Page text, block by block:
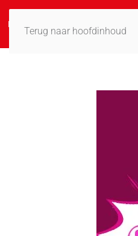
Terug naar hoofdinhoud
HOME